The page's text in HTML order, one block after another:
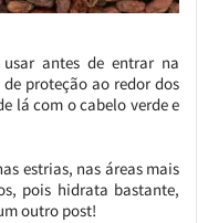
antes de entrar na
proteção ao redor dos
lá com o cabelo verde e
estrias, nas áreas mais
pois hidrata bastante,
outro post!